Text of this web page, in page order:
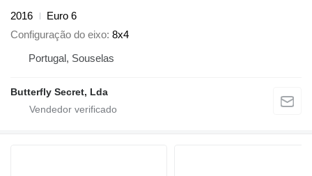
2016
Euro 6
Configuração do eixo 8x4
Portugal, Souselas
Butterfly Secret, Lda